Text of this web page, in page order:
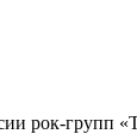
рок-групп